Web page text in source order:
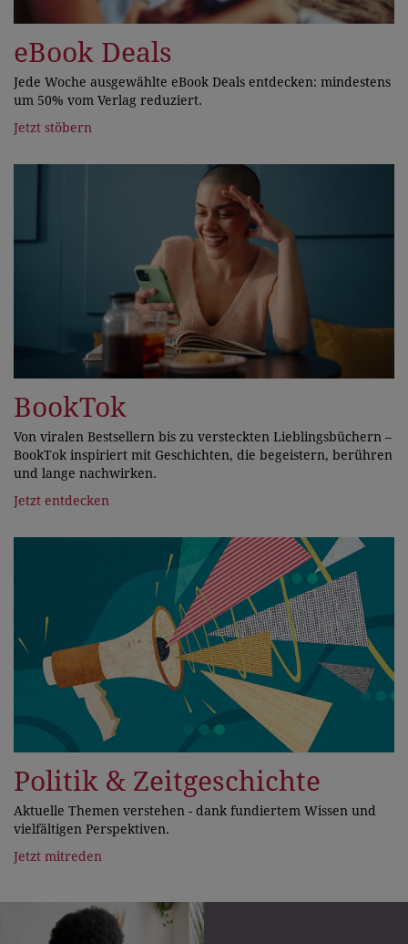
eBook Deals
Jede Woche ausgewählte eBook Deals entdecken: mindestens
um 50% vom Verlag reduziert.
Jetzt stöbern
BookTok
Von viralen Bestsellern bis zu versteckten Lieblingsbüchern –
BookTok inspiriert mit Geschichten, die begeistern, berühren
und lange nachwirken.
Jetzt entdecken
Politik & Zeitgeschichte
Aktuelle Themen verstehen - dank fundiertem Wissen und
vielfältigen Perspektiven.
Jetzt mitreden